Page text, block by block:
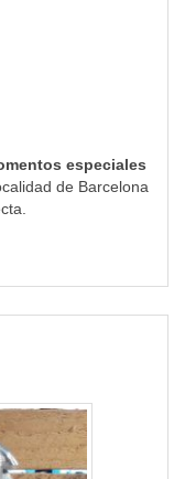
especiales
de Barcelona